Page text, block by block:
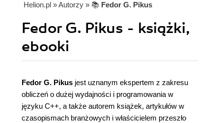
Helion.pl » Autorzy » 📚 Fedor G. Pikus
Fedor G. Pikus - książki,
ebooki
Fedor G. Pikus jest uznanym ekspertem z zakresu
obliczeń o dużej wydajności i programowania w
języku C++, a także autorem książek, artykułów w
czasopismach branżowych i właścicielem przeszło